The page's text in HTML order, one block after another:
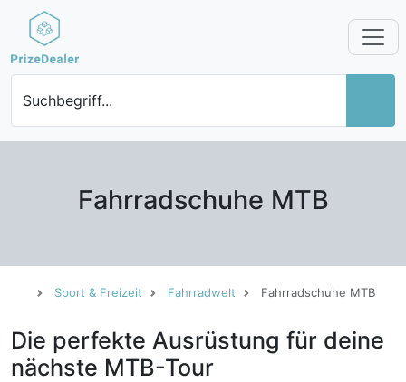
Suchbegriff...
Fahrradschuhe MTB
Sport & Freizeit Fahrradwelt Fahrradschuhe MTB
Die perfekte Ausrüstung für deine
nächste MTB-Tour